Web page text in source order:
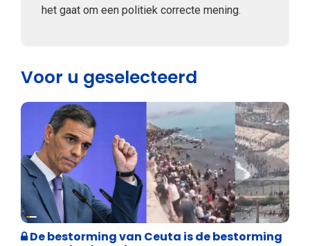
het gaat om een politiek correcte mening.
Voor u geselecteerd
Asiel en Migratie
De bestorming van Ceuta is de bestorming